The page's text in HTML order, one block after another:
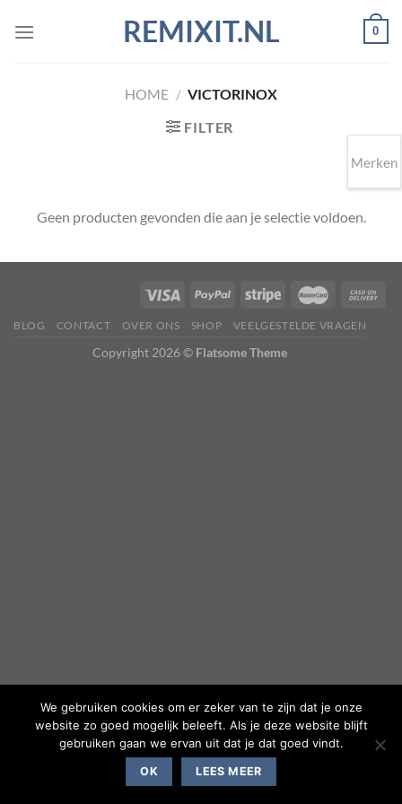
naar
REMIXIT.NL 0
HOME / VICTORINOX
FILTER
Geen producten gevonden die aan je selectie voldoen.
BLOG CONTACT OVER ONS SHOP VEELGESTELDE VRAGEN
Copyright 2026 © Flatsome Theme
Merken
We gebruiken cookies om er zeker van te zijn dat je onze
website zo goed mogelijk beleeft. Als je deze website blijft
gebruiken gaan we ervan uit dat je dat goed vindt.
OK LEES MEER